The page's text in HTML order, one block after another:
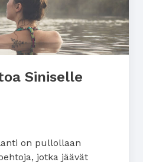
Siniselle
on pullollaan
jotka jäävät